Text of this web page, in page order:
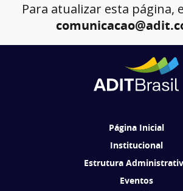
Para atualizar esta página,
Página Inicial
Institucional
Estrutura
Eventos